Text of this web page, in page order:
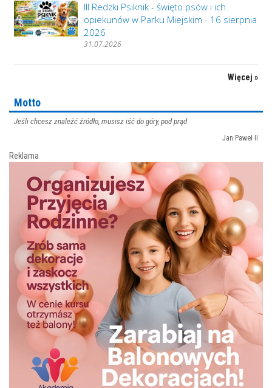
III Redzki Psiknik - święto psów i ich
opiekunów w Parku Miejskim - 16 sierpnia
2026
31.07.2026
Więcej »
Motto
Jeśli chcesz znaleźć źródło, musisz iść do góry, pod prąd
Jan Paweł II
Reklama